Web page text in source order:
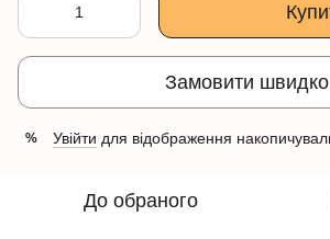
Замовити швидко
% Увійти для відображення
До обраного